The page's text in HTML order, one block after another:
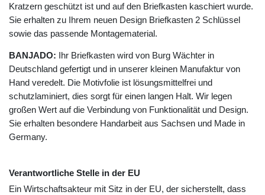
Kratzern geschützt ist und auf den Briefkasten kaschiert wurde.
Sie erhalten zu Ihrem neuen Design Briefkasten 2 Schlüssel
sowie das passende Montagematerial.
BANJADO: Ihr Briefkasten wird von Burg Wächter in
Deutschland gefertigt und in unserer kleinen Manufaktur von
Hand veredelt. Die Motivfolie ist lösungsmittelfrei und
schutzlaminiert, dies sorgt für einen langen Halt. Wir legen
großen Wert auf die Verbindung von Funktionalität und Design.
Sie erhalten besondere Handarbeit aus Sachsen und Made in
Germany.
Verantwortliche Stelle in der EU
Ein Wirtschaftsakteur mit Sitz in der EU, der sicherstellt, dass